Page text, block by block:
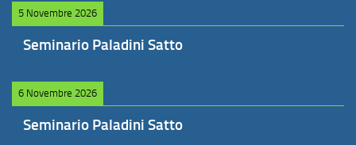
5 Novembre 2026
Seminario Paladini Satto
6 Novembre 2026
Seminario Paladini Satto